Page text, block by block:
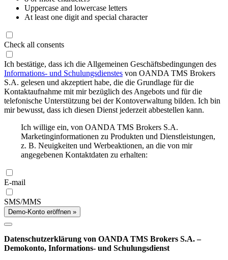
Uppercase and lowercase letters
At least one digit and special character
Check all consents
Ich bestätige, dass ich die Allgemeinen Geschäftsbedingungen des
Informations- und Schulungsdienstes von OANDA TMS Brokers
S.A. gelesen und akzeptiert habe, die die Grundlage für die
Kontaktaufnahme mit mir bezüglich des Angebots und für die
telefonische Unterstützung bei der Kontoverwaltung bilden. Ich bin
mir bewusst, dass ich diesen Dienst jederzeit abbestellen kann.
Ich willige ein, von OANDA TMS Brokers S.A.
Marketinginformationen zu Produkten und Dienstleistungen,
z. B. Neuigkeiten und Werbeaktionen, an die von mir
angegebenen Kontaktdaten zu erhalten:
E-mail
SMS/MMS
Demo-Konto eröffnen »
Datenschutzerklärung von OANDA TMS Brokers S.A. –
Demokonto, Informations- und Schulungsdienst